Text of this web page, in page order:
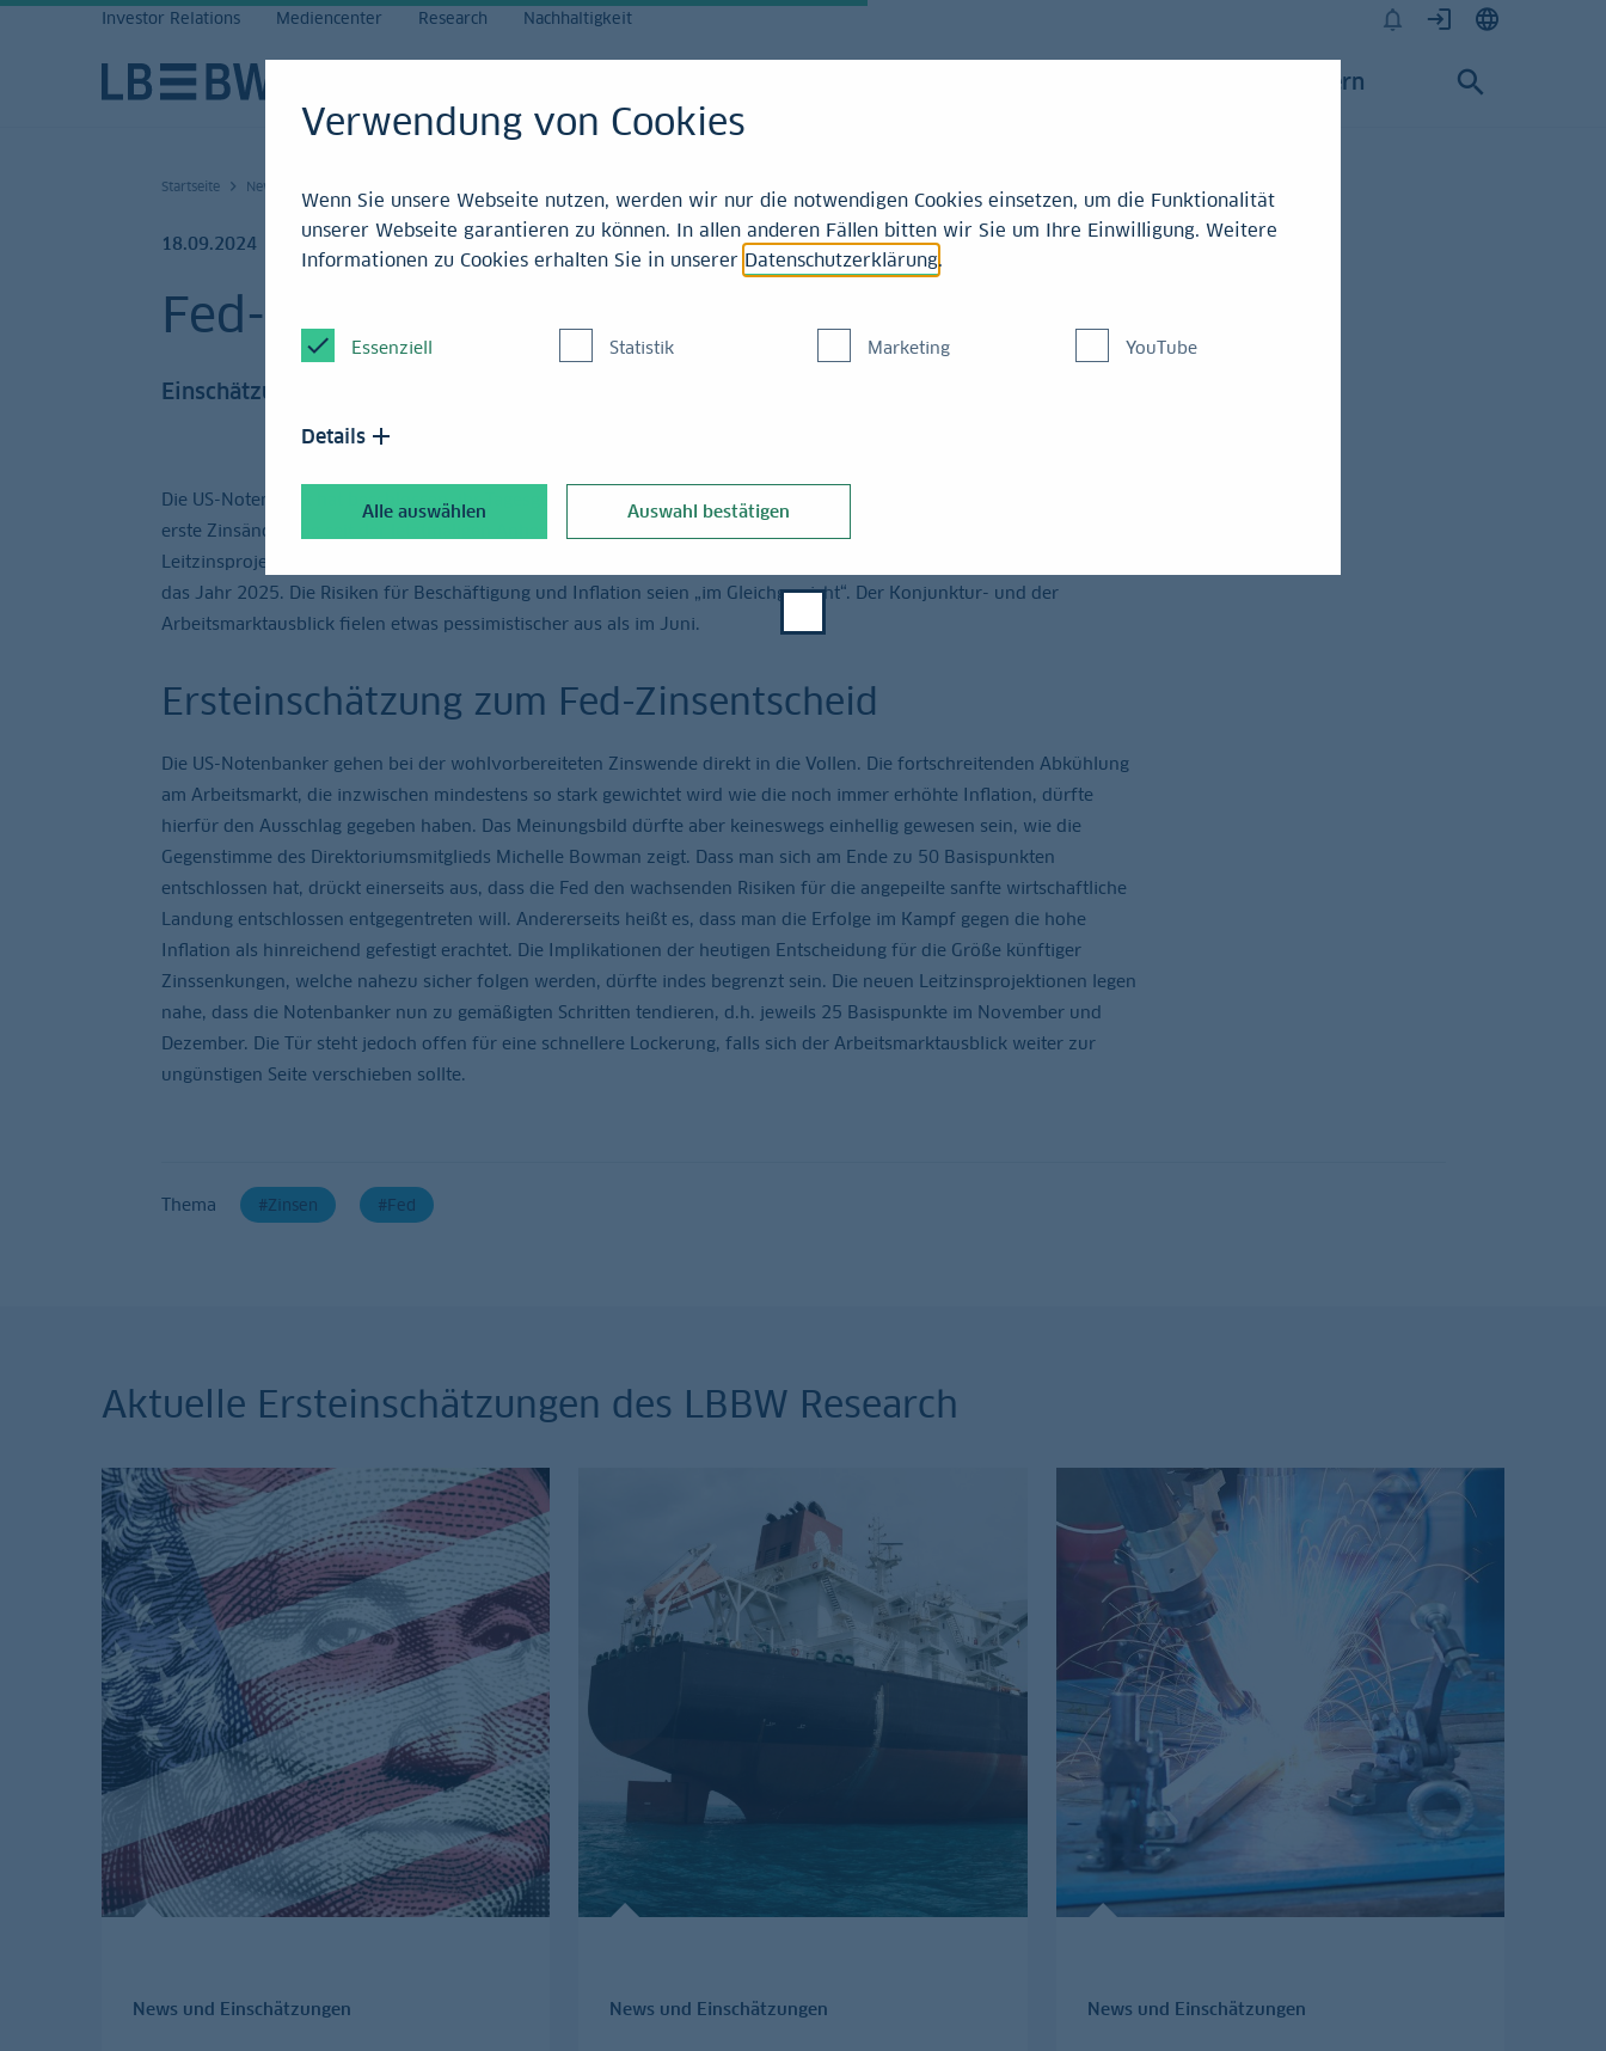
Investor Relations Mediencenter Research Nachhaltigkeit
Konzern
Startseite News und Service
18.09.2024
Fed-Zinsentscheid im September 2024
Einschätzung
Die US-Notenbank hat beschlossen, ihr Tagesgeldzielband um 50 Basispunkte auf 4,75 % - 5,00 % zu senken
erste Zinsänderung seit der letztmaligen Anhebung vom Juli 2023. Die Fed signalisiert mittels ihrer
Leitzinsprojektionen weitere Zinssenkungen um insgesamt 50 Basispunkte bis Ende 2024 sowie insgesamt 100 Bp für
das Jahr 2025. Die Risiken für Beschäftigung und Inflation seien „im Gleichgewicht“. Der Konjunktur- und der
Arbeitsmarktausblick fielen etwas pessimistischer aus als im Juni.
Ersteinschätzung zum Fed-Zinsentscheid
Die US-Notenbanker gehen bei der wohlvorbereiteten Zinswende direkt in die Vollen. Die fortschreitenden Abkühlung
am Arbeitsmarkt, die inzwischen mindestens so stark gewichtet wird wie die noch immer erhöhte Inflation, dürfte
hierfür den Ausschlag gegeben haben. Das Meinungsbild dürfte aber keineswegs einhellig gewesen sein, wie die
Gegenstimme des Direktoriumsmitglieds Michelle Bowman zeigt. Dass man sich am Ende zu 50 Basispunkten
entschlossen hat, drückt einerseits aus, dass die Fed den wachsenden Risiken für die angepeilte sanfte wirtschaftliche
Landung entschlossen entgegentreten will. Andererseits heißt es, dass man die Erfolge im Kampf gegen die hohe
Inflation als hinreichend gefestigt erachtet. Die Implikationen der heutigen Entscheidung für die Größe künftiger
Zinssenkungen, welche nahezu sicher folgen werden, dürfte indes begrenzt sein. Die neuen Leitzinsprojektionen legen
nahe, dass die Notenbanker nun zu gemäßigten Schritten tendieren, d.h. jeweils 25 Basispunkte im November und
Dezember. Die Tür steht jedoch offen für eine schnellere Lockerung, falls sich der Arbeitsmarktausblick weiter zur
ungünstigen Seite verschieben sollte.
Thema Zinsen Fed
Aktuelle Ersteinschätzungen des LBBW Research
News und Einschätzungen News und Einschätzungen News und Einschätzungen
Verwendung von Cookies
Wenn Sie unsere Webseite nutzen, werden wir nur die notwendigen Cookies einsetzen, um die Funktionalität
unserer Webseite garantieren zu können. In allen anderen Fällen bitten wir Sie um Ihre Einwilligung. Weitere
Informationen zu Cookies erhalten Sie in unserer Datenschutzerklärung.
Essenziell Statistik Marketing YouTube
Details
Alle auswählen Auswahl bestätigen